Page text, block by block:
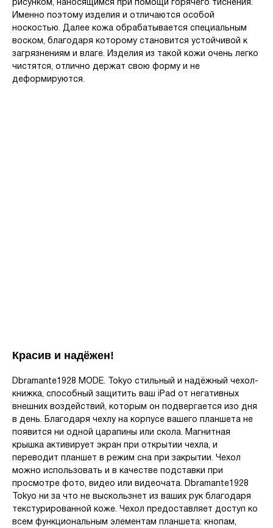
рисунком, наносящимся при помощи горячего тиснения.
Именно поэтому изделия и отличаются особой
носкостью. Далее кожа обрабатывается специальным
воском, благодаря которому становится устойчивой к
загрязнениям и влаге. Изделия из такой кожи очень легко
чистятся, отлично держат свою форму и не
деформируются.
Красив и надёжен!
Dbramante1928 MODE. Tokyo стильный и надёжный чехол-
книжка, способный защитить ваш iPad от негативных
внешних воздействий, которым он подвергается изо дня
в день. Благодаря чехлу на корпусе вашего планшета не
появится ни одной царапины или скола. Магнитная
крышка активирует экран при открытии чехла, и
переводит планшет в режим сна при закрытии. Чехол
можно использовать и в качестве подставки при
просмотре фото, видео или видеочата. Dbramante1928
Tokyo ни за что не выскользнет из ваших рук благодаря
текстурированной коже. Чехол предоставляет доступ ко
всем функциональным элементам планшета: кнопам,